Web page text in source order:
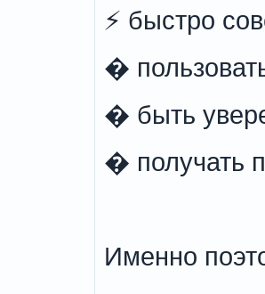
⚡️ быстро
�
� быть
� получать
Именно